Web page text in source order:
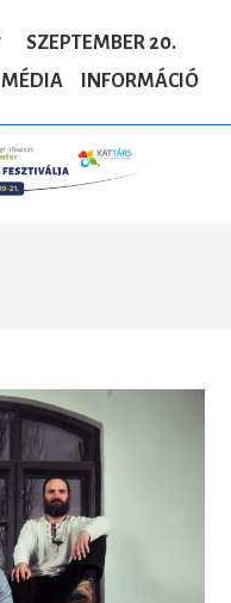
SZEPTEMBER 20.
MÉDIA INFORMÁCIÓ